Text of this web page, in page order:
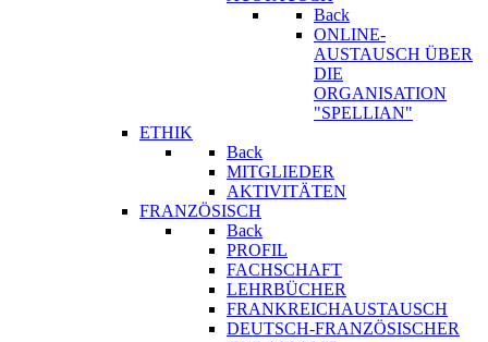
Back
ONLINE-
AUSTAUSCH ÜBER
DIE
ORGANISATION
"SPELLIAN"
ETHIK
Back
MITGLIEDER
AKTIVITÄTEN
FRANZÖSISCH
Back
PROFIL
FACHSCHAFT
LEHRBÜCHER
FRANKREICHAUSTAUSCH
DEUTSCH-FRANZÖSISCHER